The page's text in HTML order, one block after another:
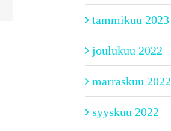
tammikuu 2023
joulukuu 2022
marraskuu 2022
syyskuu 2022